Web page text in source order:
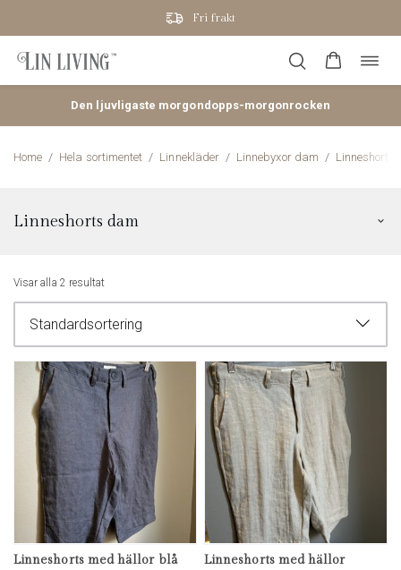
Fri frakt
Hoppa
till
Den ljuvligaste morgondopps-morgonrocken
Home / Hela sortimentet / Linnekläder / Linnebyxor dam / Linneshorts
Linneshorts dam
Shorts kommer finnas att köpa här från slutet av april/början av maj.
Visar alla 2 resultat
Linneshorts med hällor blå
Linneshorts med hällor